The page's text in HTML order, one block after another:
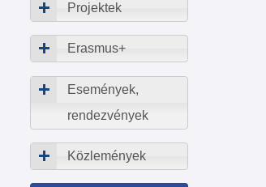
Projektek
Erasmus+
Események,
rendezvények
Közlemények